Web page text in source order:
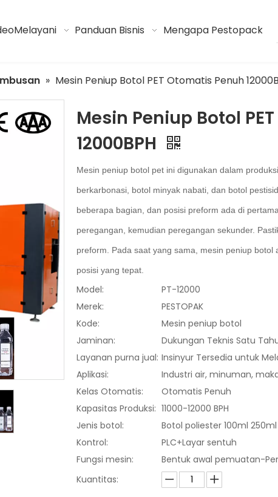
Melayani Panduan Bisnis Mengapa Pestopack
» Mesin Peniup Botol PET Otomatis Penuh
Mesin Peniup Botol
12000BPH
Mesin peniup botol pet ini digunakan dalam
berkarbonasi, botol minyak nabati, dan botol
beberapa bagian, dan posisi preform ada di
peregangan, kemudian peregangan sekunder.
preform. Pada saat yang sama, mesin peniup
posisi yang tepat.
Model:
PT-12000
Merek:
PESTOPAK
Kode:
Mesin peniup botol
Jaminan:
Dukungan Teknis Satu
Layanan purna jual: Insinyur Tersedia untuk
Aplikasi:
Industri air, minuman,
Kelas Otomatis:
Otomatis Penuh
Kapasitas Produksi: 11000-12000 BPH
Jenis botol:
Botol poliester 100ml
Kontrol:
PLC+Layar sentuh
Fungsi mesin:
Bentuk awal pemuatan-
Kuantitas: